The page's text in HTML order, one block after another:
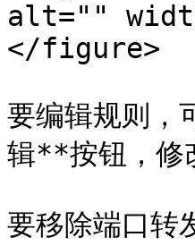
alt=""
</figure>
要编辑规则
辑**按钮，修
要移除端口转